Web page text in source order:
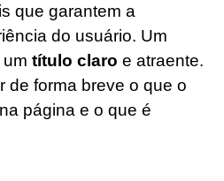
que garantem a
do usuário. Um
título claro e atraente.
de forma breve o que o
página e o que é